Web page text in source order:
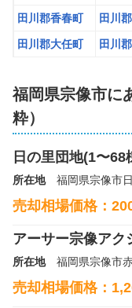
田川郡香春町 田川
田川郡大任町 田川
福岡県宗像市に
粋）
日の里団地(1〜68
所在地 福岡県宗像市
売却相場価格：
アーサー宗像アク
所在地 福岡県宗像市
売却相場価格：